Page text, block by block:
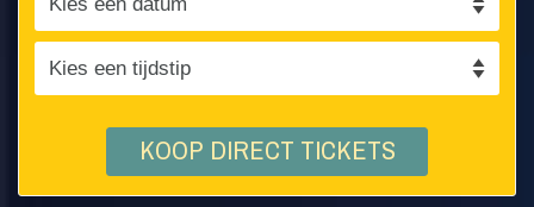
KOOP DIRECT TICKETS